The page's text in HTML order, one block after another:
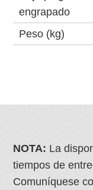
engrapado
Peso (kg)
NOTA: La
tiempos de
Comuníquese